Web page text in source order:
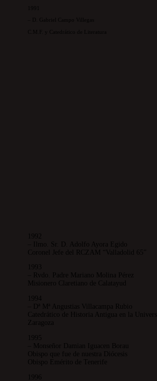
1991
– D. Gabriel Campo Villegas
C.M.F. y Catedrático de Literatura
1992
– Ilmo. Sr. D. Adolfo Ayora Egido
Coronel Jefe del RCZAM “Valladolid 65”
1993
– Rvdo. Padre Mariano Molina Pérez
Misionero Claretiano de Calatayud
1994
– Dª Mª Angustias Villacampa Rubio
Catedrático de Historia Antigua en la
Zaragoza
1995
– Monseñor Damian Iguacen Borau
Obispo que fue de nuestra Diócesis
Obispo Emérito de Tenerife
1996